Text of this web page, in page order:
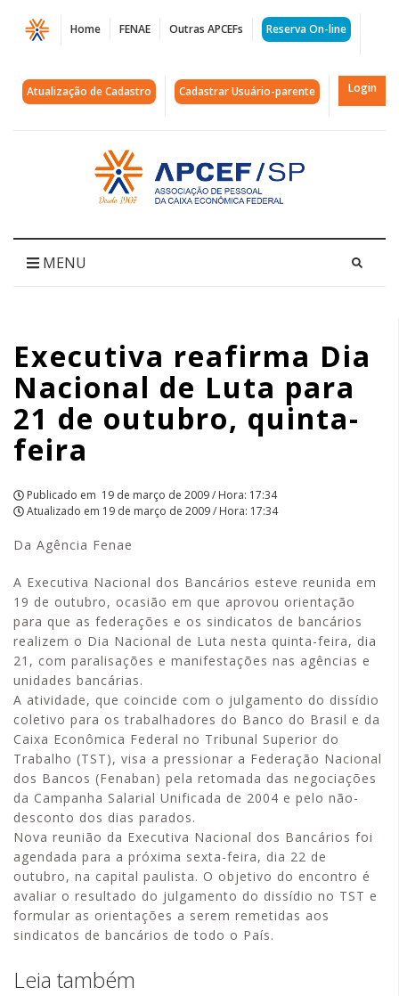
Página
Executiva
reafirma
Nacional
para
outubro,
quinta-
feira
|
APCEF/SP
Home FENAE Outras APCEFs Reserva On-line
Atualização de Cadastro Cadastrar Usuário-parente Login
Acessar
página
inicial
MENU
Executiva reafirma Dia
Nacional de Luta para
21 de outubro, quinta-
feira
Publicado em 19 de março de 2009 / Hora: 17:34
Atualizado em 19 de março de 2009 / Hora: 17:34
Da Agência Fenae
A Executiva Nacional dos Bancários esteve reunida em
19 de outubro, ocasião em que aprovou orientação
para que as federações e os sindicatos de bancários
realizem o Dia Nacional de Luta nesta quinta-feira, dia
21, com paralisações e manifestações nas agências e
unidades bancárias.
A atividade, que coincide com o julgamento do dissídio
coletivo para os trabalhadores do Banco do Brasil e da
Caixa Econômica Federal no Tribunal Superior do
Trabalho (TST), visa a pressionar a Federação Nacional
dos Bancos (Fenaban) pela retomada das negociações
da Campanha Salarial Unificada de 2004 e pelo não-
desconto dos dias parados.
Nova reunião da Executiva Nacional dos Bancários foi
agendada para a próxima sexta-feira, dia 22 de
outubro, na capital paulista. O objetivo do encontro é
avaliar o resultado do julgamento do dissídio no TST e
formular as orientações a serem remetidas aos
sindicatos de bancários de todo o País.
Leia também